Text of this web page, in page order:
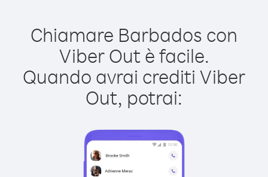
Chiamare Barbados con
Viber Out è facile.
Quando avrai crediti Viber
Out, potrai: